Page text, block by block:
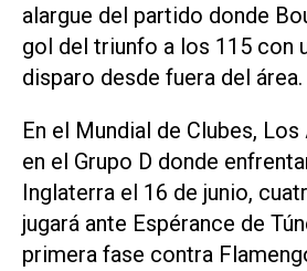
alargue del partido donde
gol del triunfo a los 115 con
disparo desde fuera del área.
En el Mundial de Clubes,
en el Grupo D donde
Inglaterra el 16 de junio,
jugará ante Espérance de
primera fase contra